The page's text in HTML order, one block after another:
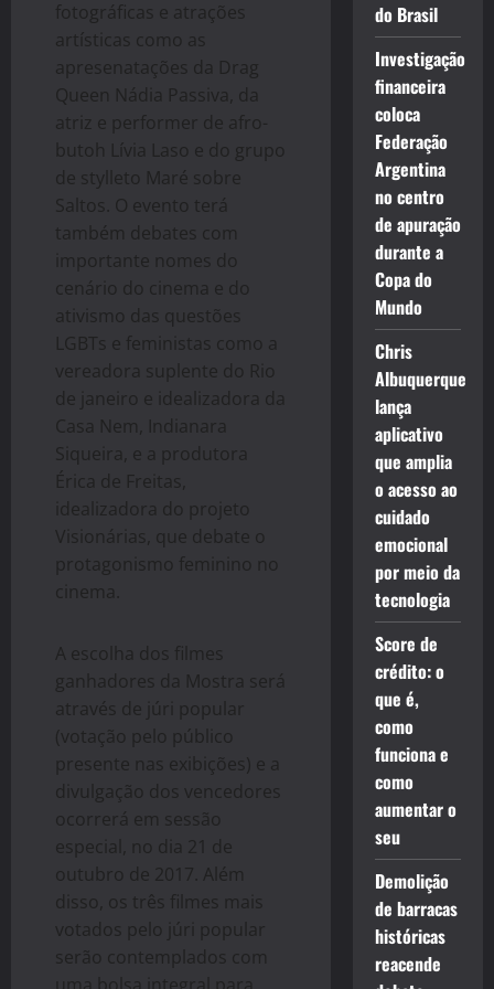
fotográficas e atrações
artísticas como as
apresenatações da Drag
Queen Nádia Passiva, da
atriz e performer de afro-
butoh Lívia Laso e do grupo
de stylleto Maré sobre
Saltos. O evento terá
também debates com
importante nomes do
cenário do cinema e do
ativismo das questões
LGBTs e feministas como a
vereadora suplente do Rio
de janeiro e idealizadora da
Casa Nem, Indianara
Siqueira, e a produtora
Érica de Freitas,
idealizadora do projeto
Visionárias, que debate o
protagonismo feminino no
cinema.
A escolha dos filmes
ganhadores da Mostra será
através de júri popular
(votação pelo público
presente nas exibições) e a
divulgação dos vencedores
ocorrerá em sessão
especial, no dia 21 de
outubro de 2017. Além
disso, os três filmes mais
votados pelo júri popular
serão contemplados com
do Brasil
Investigação
financeira
coloca
Federação
Argentina
no centro
de apuração
durante a
Copa do
Mundo
Chris
Albuquerque
lança
aplicativo
que amplia
o acesso ao
cuidado
emocional
por meio da
tecnologia
Score de
crédito: o
que é,
como
funciona e
como
aumentar o
seu
Demolição
de barracas
históricas
reacende